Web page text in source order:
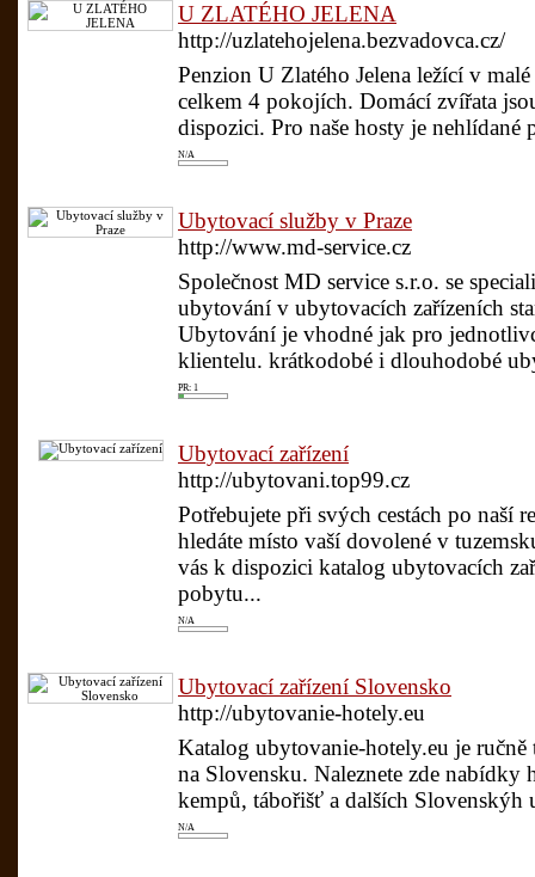
U ZLATÉHO JELENA
http://uzlatehojelena.bezvadovca.cz/
Penzion U Zlatého Jelena ležící v
celkem 4 pokojích. Domácí zvířata
dispozici. Pro naše hosty je nehlídané
N/A
Ubytovací služby v Praze
http://www.md-service.cz
Společnost MD service s.r.o. se
ubytování v ubytovacích zařízeních
Ubytování je vhodné jak pro
klientelu. krátkodobé i dlouhodobé
PR: 1
Ubytovací zařízení
http://ubytovani.top99.cz
Potřebujete při svých cestách po naší
hledáte místo vaší dovolené v
vás k dispozici katalog ubytovacích
pobytu...
N/A
Ubytovací zařízení Slovensko
http://ubytovanie-hotely.eu
Katalog ubytovanie-hotely.eu je
na Slovensku. Naleznete zde nabídky
kempů, tábořišť a dalších Slovenskýh
N/A